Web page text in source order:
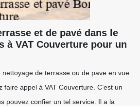
et de pavé dans le
à VAT Couverture pour un
de terrasse ou de pave en vue
faire appel à VAT Couverture. C’est un
pouvez confier un tel service. Il a la